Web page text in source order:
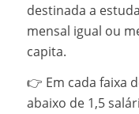
destinada a
mensal igual ou
capita.
👉 Em cada faixa
abaixo de 1,5